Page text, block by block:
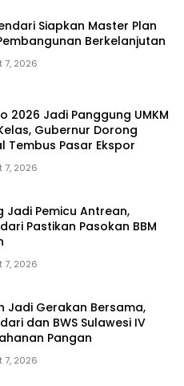
Siapkan Master Plan
Berkelanjutan
7, 2026
2026 Jadi Panggung UMKM
Gubernur Dorong
Tembus Pasar Ekspor
7, 2026
Jadi Pemicu Antrean,
Pastikan Pasokan BBM
7, 2026
Jadi Gerakan Bersama,
dan BWS Sulawesi IV
Pangan
7, 2026